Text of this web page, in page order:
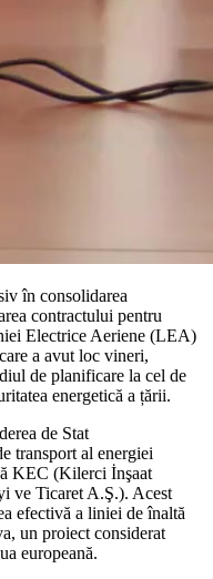
în consolidarea
contractului pentru
Electrice Aeriene (LEA)
a avut loc vineri,
de planificare la cel de
energetică a țării.
de Stat
transport al energiei
KEC (Kilerci İnşaat
ve Ticaret A.Ş.). Acest
efectivă a liniei de înaltă
un proiect considerat
europeană.